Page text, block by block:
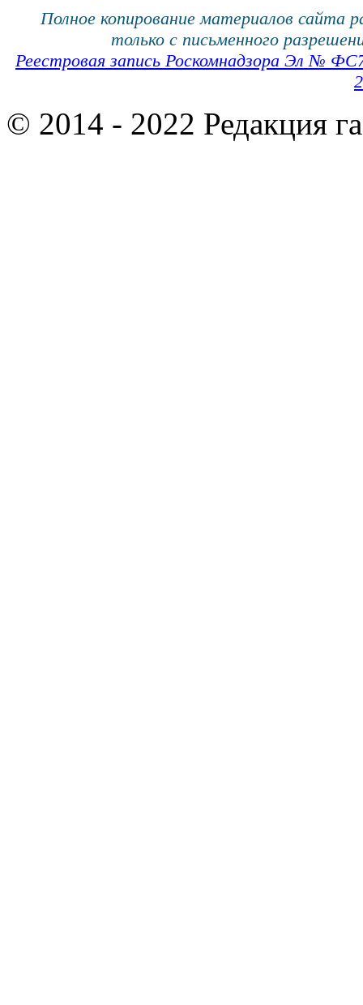
Полное копирование материалов сайта
только с письменного
Реестровая запись Роскомнадзора Эл №
© 2014 - 2022 Редакция